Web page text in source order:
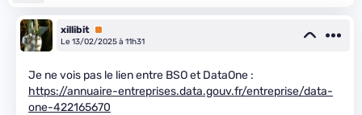
xillibit Premium
Le 13/02/2025 à 11h31
Je ne vois pas le lien entre BSO et DataOne :
https://annuaire-entreprises.data.gouv.fr/entreprise/data-
one-422165670